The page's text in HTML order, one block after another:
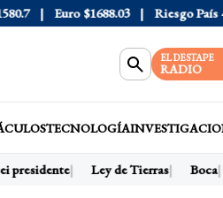
Euro $1688.03 Riesgo País 408
EL DESTAPE
RADIO
TECNOLOGÍA
presidente Ley de Tierras Boca